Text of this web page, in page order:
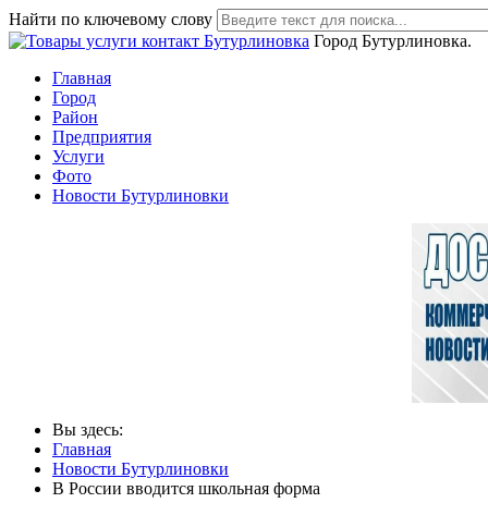
Найти по ключевому слову
Город Бутурлиновка.
Главная
Город
Район
Предприятия
Услуги
Фото
Новости Бутурлиновки
Вы здесь:
Главная
Новости Бутурлиновки
В России вводится школьная форма